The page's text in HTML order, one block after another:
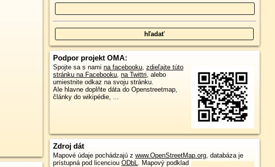
Podpor projekt OMA:
Spojte sa s nami na facebooku, zdieľajte túto
stránku na Facebooku, na Twittri, alebo
umiestnite odkaz na svoju stránku.
Ale hlavne doplňte dáta do Openstreetmap,
články do wikipédie, ...
Zdroj dát
Mapové údaje pochádzajú z www.OpenStreetMap.org, databáza je
prístupná pod licenciou ODbL. Mapový podklad